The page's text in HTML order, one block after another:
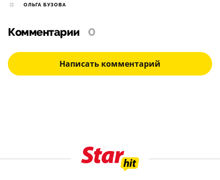
ОЛЬГА БУЗОВА
Комментарии 0
Написать комментарий